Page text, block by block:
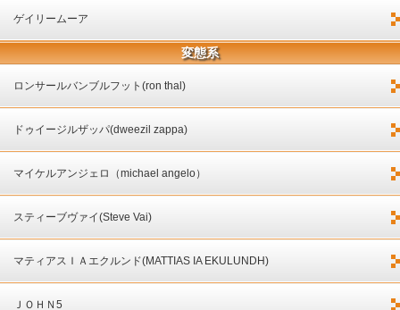
ゲイリームーア
変態系
ロンサールバンブルフット(ron thal)
ドゥイージルザッパ(dweezil zappa)
マイケルアンジェロ（michael angelo）
スティーブヴァイ(Steve Vai)
マティアスＩＡエクルンド(MATTIAS IA EKULUNDH)
ＪＯＨＮ5